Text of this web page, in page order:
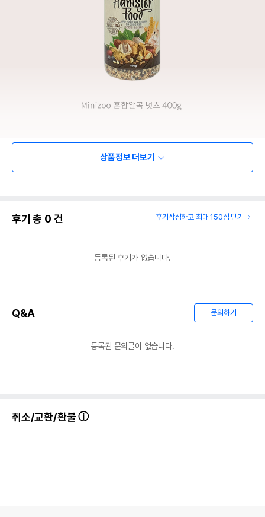
상품정보 더보기
후기 총 0 건 후기작성하고 최대 150점 받기
등록된 후기가 없습니다.
Q&A 문의하기
등록된 문의글이 없습니다.
취소/교환/환불